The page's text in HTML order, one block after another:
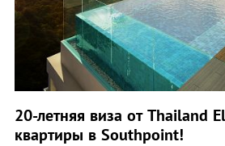
20-летняя виза от Thailand
квартиры в Southpoint!